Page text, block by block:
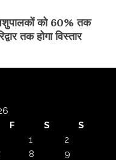
को 60% तक
तक होगा विस्तार
F S
S
1
2
8
9